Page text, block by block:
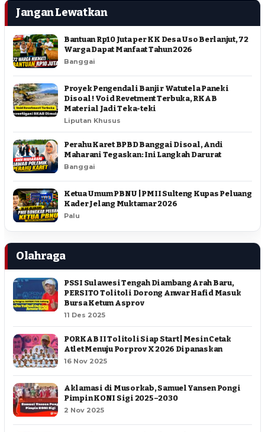
Jangan Lewatkan
Bantuan Rp10 Juta per KK Desa Uso Berlanjut, 72
Warga Dapat Manfaat Tahun 2026
Banggai
Proyek Pengendali Banjir Watutela Paneki
Disoal ! Void Revetment Terbuka, RKAB
Material Jadi Teka-teki
Liputan Khusus
Perahu Karet BPBD Banggai Disoal, Andi
Maharani Tegaskan: Ini Langkah Darurat
Banggai
Ketua Umum PBNU | PMII Sulteng Kupas Peluang
Kader Jelang Muktamar 2026
Palu
Olahraga
PSSI Sulawesi Tengah Diambang Arah Baru,
PERSITO Tolitoli Dorong Anwar Hafid Masuk
Bursa Ketum Asprov
11 Des 2025
PORKAB II Tolitoli Siap Start | Mesin Cetak
Atlet Menuju Porprov X 2026 Dipanaskan
16 Nov 2025
Aklamasi di Musorkab, Samuel Yansen Pongi
Pimpin KONI Sigi 2025–2030
2 Nov 2025